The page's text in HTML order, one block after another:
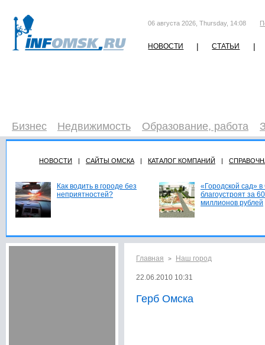
06 августа 2026, Thursday, 14:08
НОВОСТИ | СТАТЬИ |
Бизнес Недвижимость Образование, работа
НОВОСТИ | САЙТЫ ОМСКА | КАТАЛОГ КОМПАНИЙ |
Как водить в городе без
неприятностей?
«Городской сад»
благоустроят за 60
миллионов рублей
Главная > Наш город
22.06.2010 10:31
Герб Омска